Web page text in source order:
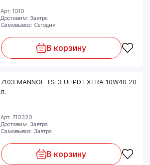
Арт: 1010
Доставим: Завтра
Самовывоз: Сегодня
В корзину
7103 MANNOL TS-3 UHPD EXTRA 10W40 20
л.
Арт: 710320
Доставим: Завтра
Самовывоз: Завтра
В корзину